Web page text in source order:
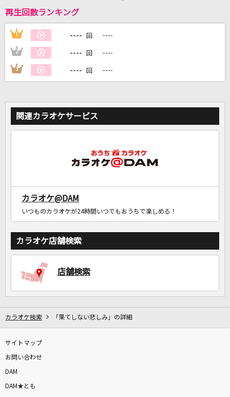
DAMに会員登録・ログインして
家族や友達と一緒に！練習にも！
再生回数ランキング
1 ---- 回 ----
2 ---- 回 ----
3 ---- 回 ----
関連カラオケサービス
カラオケ@DAM
いつものカラオケが24時間いつでもおうちで楽しめる！
カラオケ店舗検索
店舗検索
カラオケ検索 「果てしない悲しみ」の詳細
サイトマップ
お問い合わせ
DAM
DAM★とも